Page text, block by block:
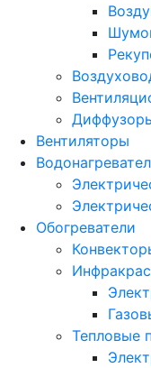
Вентиляторы
Обогреватели
Тепловые